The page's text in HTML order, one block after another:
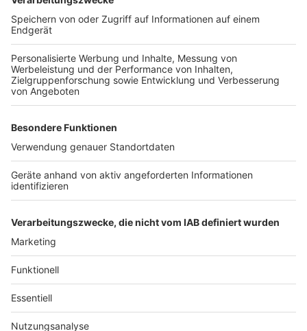
So bereitet ihr das Essen zu
Anzeige
1. Schritt: Die Mango entkernen und schälen
2. Schritt: Das Fruchtfleisch in einer Pfanne auf
3. Schritt: Das Sud in der Pfanne mit etwas Öl
erhitzen.
4. Schritt: Die restlichen Zutaten hinzufügen und
verrühren.
5. Schritt: Für ungefähr zehn Minuten bei mittlerer
Stufe das Chutney erhitzen.
Anzeige